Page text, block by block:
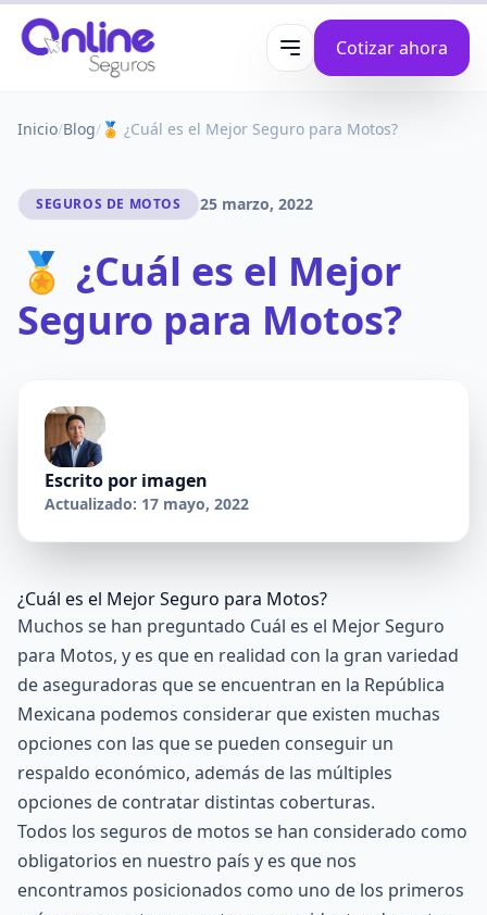
Abrir menúCotizar ahora
Inicio/Blog/ 🏅 ¿Cuál es el Mejor Seguro para Motos?
SEGUROS DE MOTOS 25 marzo, 2022
🏅 ¿Cuál es el Mejor
Seguro para Motos?
Escrito por imagen
Actualizado: 17 mayo, 2022
¿Cuál es el Mejor Seguro para Motos?
Muchos se han preguntado Cuál es el Mejor Seguro
para Motos, y es que en realidad con la gran variedad
de aseguradoras que se encuentran en la República
Mexicana podemos considerar que existen muchas
opciones con las que se pueden conseguir un
respaldo económico, además de las múltiples
opciones de contratar distintas coberturas.
Todos los seguros de motos se han considerado como
obligatorios en nuestro país y es que nos
encontramos posicionados como uno de los primeros